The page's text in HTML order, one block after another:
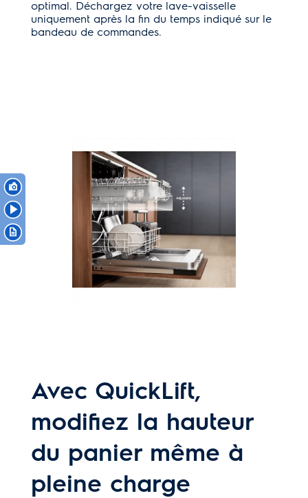
optimal. Déchargez votre lave-vaisselle
uniquement après la fin du temps indiqué sur le
bandeau de commandes.
Avec QuickLift,
modifiez la hauteur
du panier même à
pleine charge